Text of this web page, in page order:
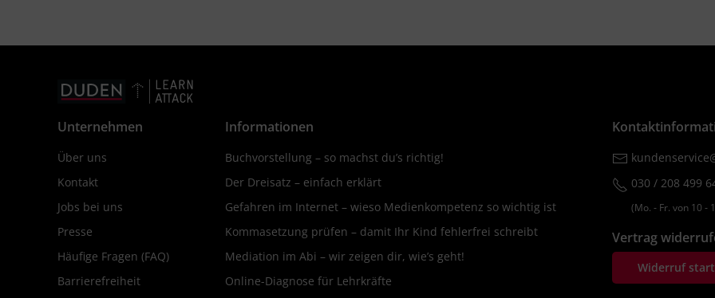
Unternehmen
Über uns
Kontakt
Jobs bei uns
Presse
Häufige Fragen (FAQ)
Barrierefreiheit
Informationen
Buchvorstellung – so machst du’s richtig!
Der Dreisatz – einfach erklärt
Gefahren im Internet – wieso Medienkompetenz so wichtig ist
Kommasetzung prüfen – damit Ihr Kind fehlerfrei schreibt
Mediation im Abi – wir zeigen dir, wie’s geht!
Online-Diagnose für Lehrkräfte
030 / 208 499
(Mo. ‐ Fr. von 10 ‐
Vertrag
Widerruf